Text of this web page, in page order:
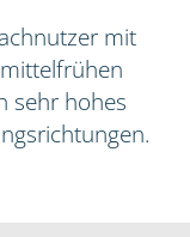
mit
sehr hohes